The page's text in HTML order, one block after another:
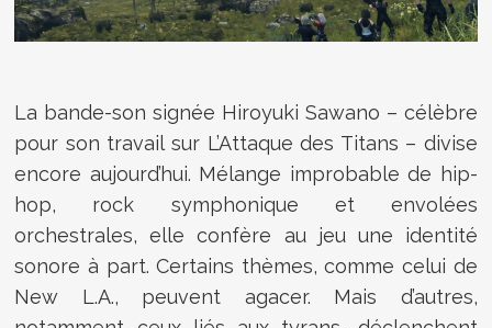
La bande-son signée Hiroyuki Sawano – célèbre
pour son travail sur L’Attaque des Titans – divise
encore aujourd’hui. Mélange improbable de hip-
hop, rock symphonique et envolées
orchestrales, elle confère au jeu une identité
sonore à part. Certains thèmes, comme celui de
New L.A., peuvent agacer. Mais d’autres,